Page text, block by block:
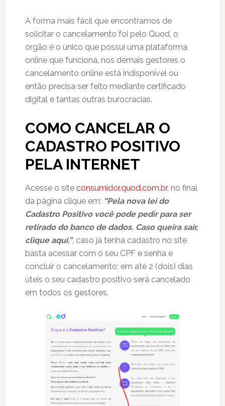
A forma mais fácil que encontramos de
solicitar o cancelamento foi pelo Quod, o
órgão é o único que possui uma plataforma
online que funciona, nos demais gestores o
cancelamento online está indisponível ou
então precisa ser feito mediante certificado
digital e tantas outras burocracias.
COMO CANCELAR O
CADASTRO POSITIVO
PELA INTERNET
Acesse o site consumidor.quod.com.br, no final
da página clique em: “Pela nova lei do
Cadastro Positivo você pode pedir para ser
retirado do banco de dados. Caso queira sair,
clique aqui.”, caso já tenha cadastro no site
basta acessar com o seu CPF e senha e
concluir o cancelamento; em até 2 (dois) dias
úteis o seu cadastro positivo será cancelado
em todos os gestores.